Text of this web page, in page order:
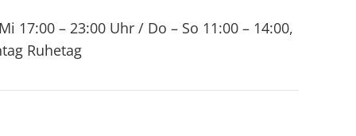
17:00 – 23:00 Uhr / Do – So 11:00 – 14:00,
Ruhetag